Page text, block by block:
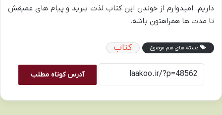
داریم. امیدوارم از خوندن این کتاب لذت ببرید و پیام های عمیقش
تا مدت ها همراهتون باشه.
دسته های هم موضوع کتاب
آدرس کوتاه مطلب